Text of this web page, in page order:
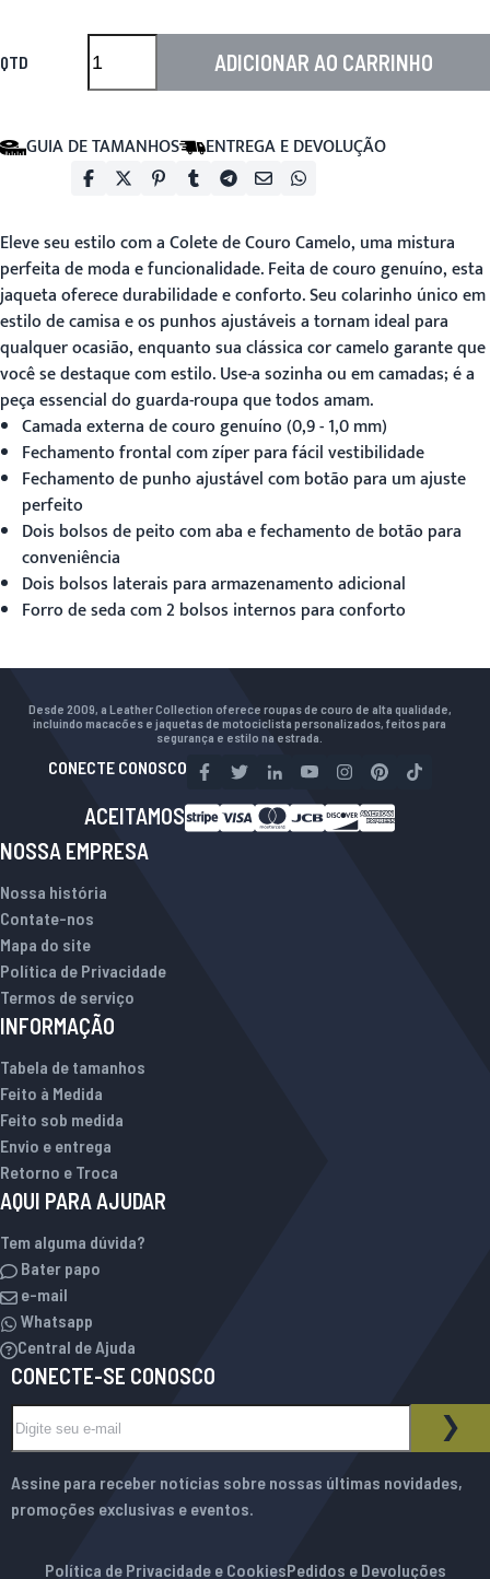
QTD ADICIONAR AO CARRINHO
GUIA DE TAMANHOS ENTREGA E DEVOLUÇÃO
Eleve seu estilo com aColete de Couro Camelo, uma mistura
perfeita de moda e funcionalidade. Feita de couro genuíno, esta
jaqueta oferece durabilidade e conforto. Seu colarinho único em
estilo de camisa e os punhos ajustáveis a tornam ideal para
qualquer ocasião, enquanto sua clássica cor camelo garante que
você se destaque com estilo. Use-a sozinha ou em camadas; é a
peça essencial do guarda-roupa que todos amam.
Camada externa de couro genuíno (0,9 - 1,0 mm)
Fechamento frontal com zíper para fácil vestibilidade
Fechamento de punho ajustável com botão para um ajuste
perfeito
Dois bolsos de peito com aba e fechamento de botão para
conveniência
Dois bolsos laterais para armazenamento adicional
Forro de seda com 2 bolsos internos para conforto
Desde 2009, a Leather Collection oferece roupas de couro de alta qualidade,
incluindo macacões e jaquetas de motociclista personalizados, feitos para
segurança e estilo na estrada.
CONECTE CONOSCO
ACEITAMOS
NOSSA EMPRESA
Nossa história
Contate-nos
Mapa do site
Política de Privacidade
Termos de serviço
INFORMAÇÃO
Tabela de tamanhos
Feito à Medida
Feito sob medida
Envio e entrega
Retorno e Troca
AQUI PARA AJUDAR
Tem alguma dúvida?
Bater papo
e-mail
Whatsapp
Central de Ajuda
CONECTE-SE CONOSCO
BOLETIM INFORMATIVO
Assine para receber notícias sobre nossas últimas novidades,
promoções exclusivas e eventos.
Política de Privacidade e CookiesPedidos e Devoluções